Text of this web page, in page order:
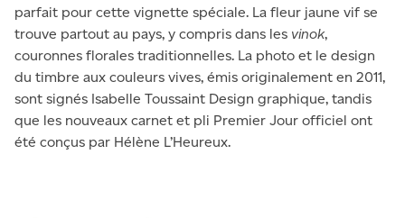
parfait pour cette vignette spéciale. La fleur jaune vif se
trouve partout au pays, y compris dans les vinok,
couronnes florales traditionnelles. La photo et le design
du timbre aux couleurs vives, émis originalement en 2011,
sont signés Isabelle Toussaint Design graphique, tandis
que les nouveaux carnet et pli Premier Jour officiel ont
été conçus par Hélène L’Heureux.